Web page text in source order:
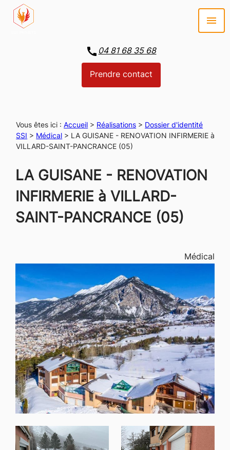
menu
call04 81 68 35 68
Prendre contact
Vous êtes ici :Accueil > Réalisations > Dossier d'identité
SSI > Médical > LA GUISANE - RENOVATION INFIRMERIE à
VILLARD-SAINT-PANCRANCE (05)
LA GUISANE - RENOVATION
INFIRMERIE à VILLARD-
SAINT-PANCRANCE (05)
Médical
Panneau de gestion des cookies